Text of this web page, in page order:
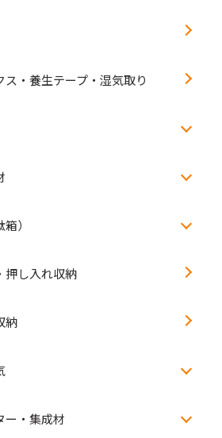
・養生テープ・湿気取り
）
押し入れ収納
納
ー・集成材